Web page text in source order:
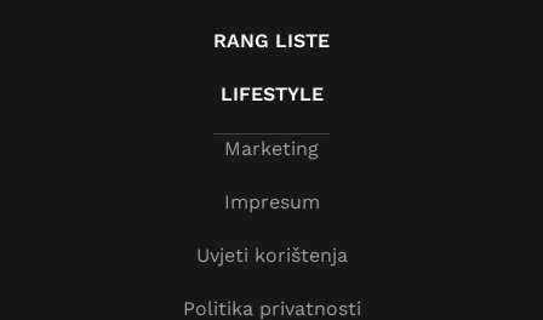
RANG LISTE
LIFESTYLE
Marketing
Impresum
Uvjeti korištenja
Politika privatnosti